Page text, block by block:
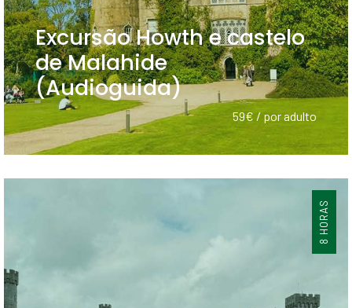
Excursão Howth e castelo
de Malahide
(Audioguida)
59€ / por adulto
8 HORAS